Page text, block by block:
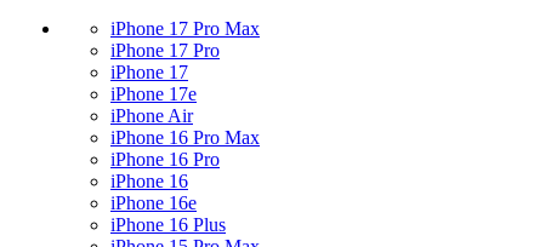
iPhone 17 Pro Max
iPhone 17 Pro
iPhone 17
iPhone 17e
iPhone Air
iPhone 16 Pro Max
iPhone 16 Pro
iPhone 16
iPhone 16e
iPhone 16 Plus